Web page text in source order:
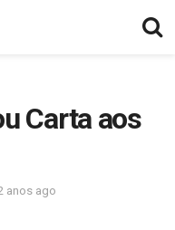
Carta aos
anos ago